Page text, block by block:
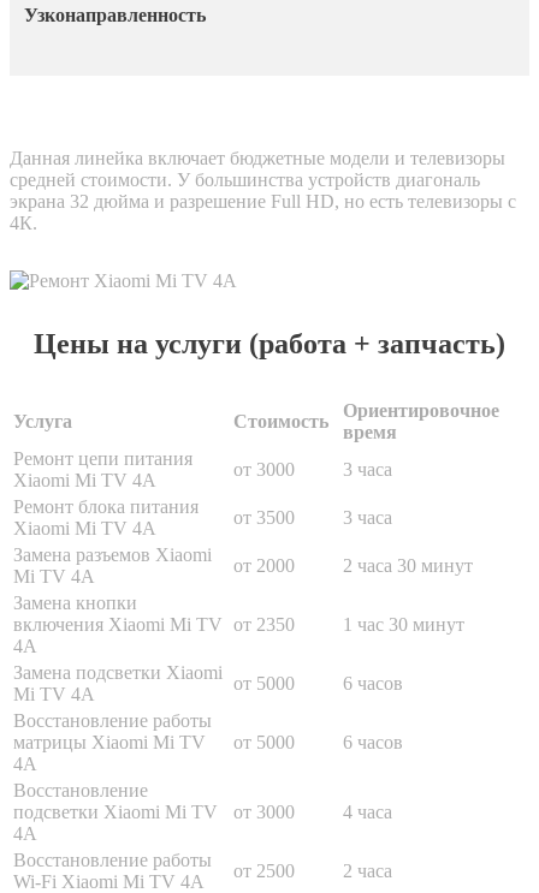
Узконаправленность
Данная линейка включает бюджетные модели и телевизоры
средней стоимости. У большинства устройств диагональ
экрана 32 дюйма и разрешение Full HD, но есть телевизоры с
4К.
Цены на услуги (работа + запчасть)
Услуга Стоимость
Ориентировочное
время
Ремонт цепи питания
Xiaomi Mi TV 4A
от 3000
3 часа
Ремонт блока питания
Xiaomi Mi TV 4A
от 3500
3 часа
Замена разъемов Xiaomi
Mi TV 4A
от 2000
2 часа 30 минут
Замена кнопки
включения Xiaomi Mi TV
4A
от 2350 1 час 30 минут
Замена подсветки Xiaomi
Mi TV 4A
от 5000
6 часов
Восстановление работы
матрицы Xiaomi Mi TV
4A
от 5000 6 часов
Восстановление
подсветки Xiaomi Mi TV
4A
от 3000 4 часа
Восстановление работы
Wi-Fi Xiaomi Mi TV 4A
от 2500
2 часа